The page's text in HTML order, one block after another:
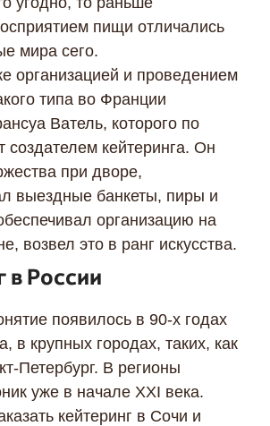
пищи отличались
мира сего.
организацией и проведением
типа во Франции
Ватель, которого по
создателем кейтеринга. Он
при дворе,
выездные банкеты, пиры и
организацию на
возвел это в ранг искусства.
в России
появилось в 90-х годах
в крупных городах, таких, как
Петербург. В регионы
уже в начале XXI века.
кейтеринг в Сочи и